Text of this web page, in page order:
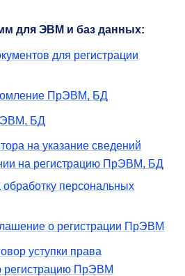
для ЭВМ и баз данных:
для регистрации
ПрЭВМ, БД
БД
на указание сведений
на регистрацию ПрЭВМ, БД
персональных
о регистрации ПрЭВМ
уступки права
регистрацию ПрЭВМ